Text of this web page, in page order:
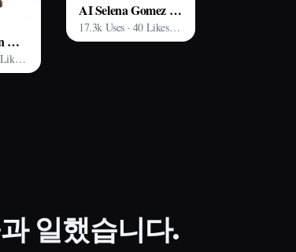
AI Peter Griffin Model
38.8k Uses · 1.0k Likes · Arting AI
AI Selena Gomez Improved ver Model
17.3k Uses · 40 Likes · Arting AI
일했습니다.